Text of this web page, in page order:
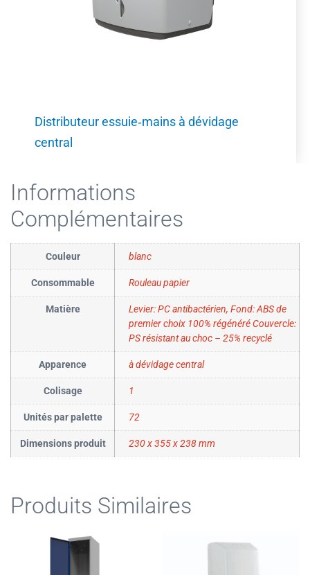
Distributeur essuie‐mains à dévidage
central
Informations
Complémentaires
Couleur blanc
Consommable Rouleau papier
Matière
Levier: PC antibactérien, Fond: ABS de
premier choix 100% régénéré Couvercle:
PS résistant au choc – 25% recyclé
Apparence à dévidage central
Colisage 1
Unités par palette 72
Dimensions produit 230 x 355 x 238 mm
Produits Similaires